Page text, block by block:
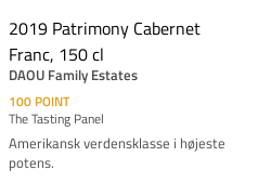
2019 Patrimony Cabernet
Franc, 150 cl
DAOU Family Estates
100 POINT
The Tasting Panel
Amerikansk verdensklasse i højeste
potens.